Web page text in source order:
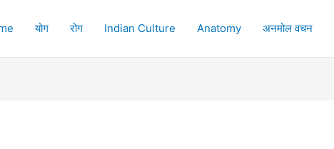
योग रोग Indian Culture Anatomy अनमोल वचन